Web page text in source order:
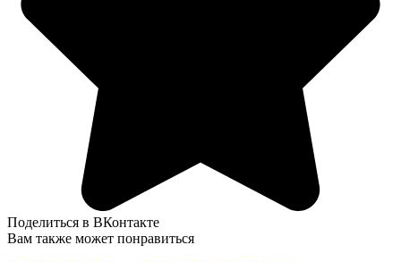
Поделиться в ВКонтакте
Вам также может понравиться